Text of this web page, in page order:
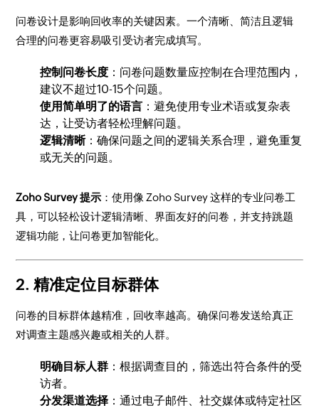
问卷设计是影响回收率的关键因素。一个清晰、简洁且逻辑
合理的问卷更容易吸引受访者完成填写。
控制问卷长度 ：问卷问题数量应控制在合理范围内，
建议不超过10-15个问题。
使用简单明了的语言 ：避免使用专业术语或复杂表
达，让受访者轻松理解问题。
逻辑清晰：确保问题之间的逻辑关系合理，避免重复
或无关的问题。
Zoho Survey 提示 ：使用像 Zoho Survey 这样的专业问卷工
具，可以轻松设计逻辑清晰、界面友好的问卷，并支持跳题
逻辑功能，让问卷更加智能化。
2.精准定位目标群体
问卷的目标群体越精准，回收率越高。确保问卷发送给真正
对调查主题感兴趣或相关的人群。
明确目标人群 ：根据调查目的，筛选出符合条件的受
访者。
分发渠道选择 ：通过电子邮件、社交媒体或特定社区